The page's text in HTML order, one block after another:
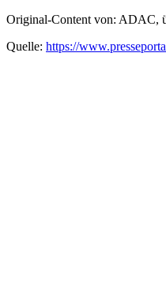
Original-Content von: ADAC,
Quelle: https://